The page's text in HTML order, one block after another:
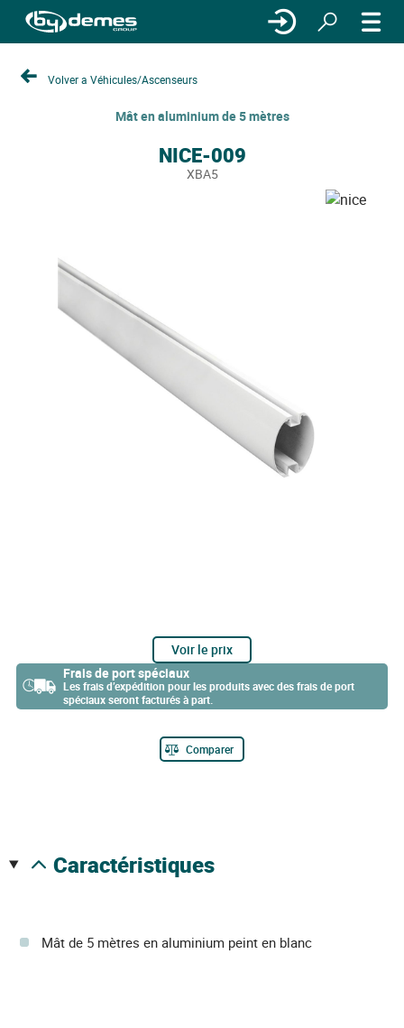
Volver a Véhicules/Ascenseurs
Mât en aluminium de 5 mètres
NICE-009
XBA5
Voir le prix
Frais de port spéciaux
Les frais d’expédition pour les produits avec des frais de port
spéciaux seront facturés à part.
Comparer
caractéristiques
Mât de 5 mètres en aluminium peint en blanc